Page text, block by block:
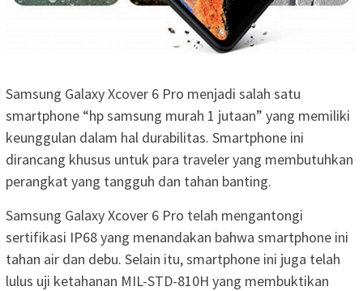
Samsung Galaxy Xcover 6 Pro menjadi salah satu
smartphone “hp samsung murah 1 jutaan” yang memiliki
keunggulan dalam hal durabilitas. Smartphone ini
dirancang khusus untuk para traveler yang membutuhkan
perangkat yang tangguh dan tahan banting.
Samsung Galaxy Xcover 6 Pro telah mengantongi
sertifikasi IP68 yang menandakan bahwa smartphone ini
tahan air dan debu. Selain itu, smartphone ini juga telah
lulus uji ketahanan MIL-STD-810H yang membuktikan